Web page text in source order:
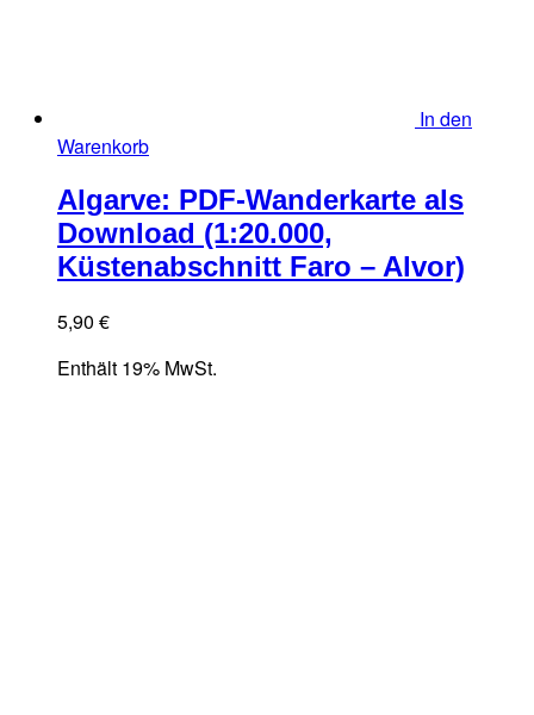
In den
Warenkorb
Algarve: PDF-Wanderkarte als
Download (1:20.000,
Küstenabschnitt Faro – Alvor)
5,90 €
Enthält 19% MwSt.